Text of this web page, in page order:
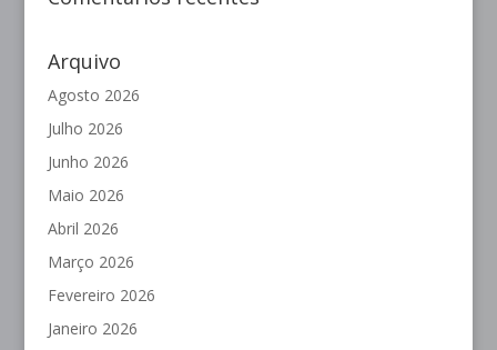
Arquivo
Agosto 2026
Julho 2026
Junho 2026
Maio 2026
Abril 2026
Março 2026
Fevereiro 2026
Janeiro 2026